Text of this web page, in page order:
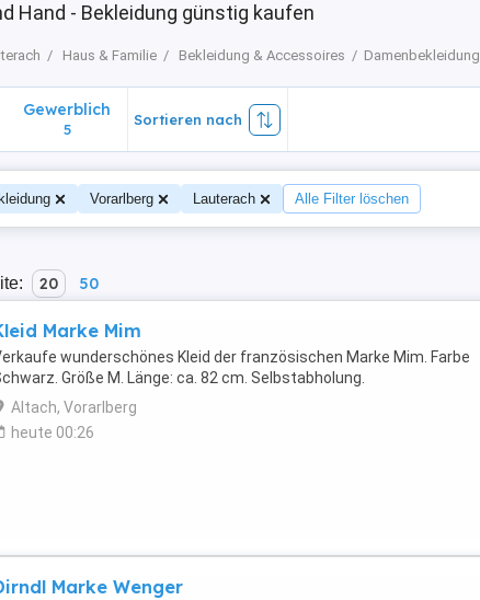
Hand - Bekleidung günstig kaufen
Haus & Familie Bekleidung & Accessoires Damenbekleidung
Gewerblich
5
Sortieren nach
Vorarlberg Lauterach Alle Filter löschen
20 50
Marke Mim
wunderschönes Kleid der französischen Marke Mim. Farbe
Größe M. Länge: ca. 82 cm. Selbstabholung.
Altach, Vorarlberg
heute 00:26
Marke Wenger